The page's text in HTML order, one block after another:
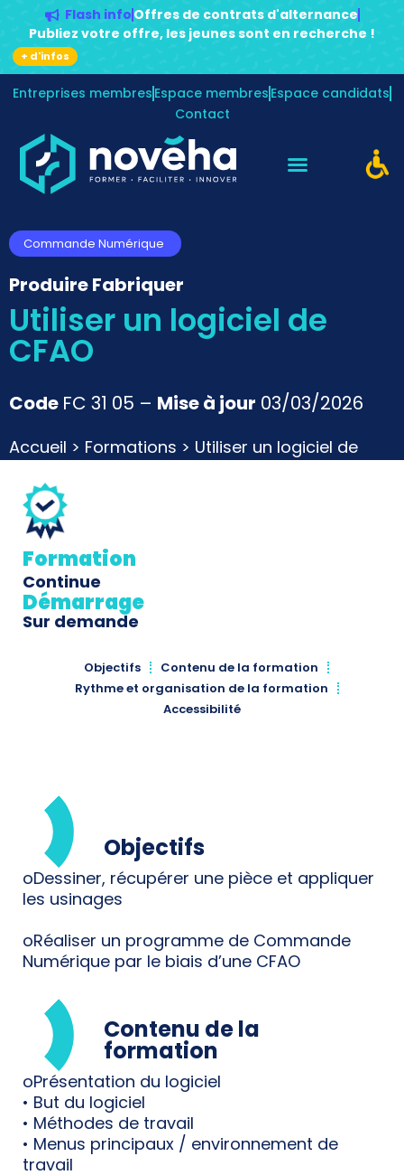
Flash info Offres de contrats d'alternance
Publiez votre offre, les jeunes sont en recherche !
+ d'infos
Entreprises membres Espace membres Espace candidats
Contact
Commande Numérique
Produire Fabriquer
Utiliser un logiciel de
CFAO
Code FC 31 05 – Mise à jour 03/03/2026
Accueil > Formations > Utiliser un logiciel de
CFAO
Formation
Continue
Démarrage
Sur demande
Objectifs
Contenu de la formation
Rythme et organisation de la formation
Accessibilité
Objectifs
oDessiner, récupérer une pièce et appliquer
les usinages
oRéaliser un programme de Commande
Numérique par le biais d’une CFAO
Contenu de la
formation
oPrésentation du logiciel
• But du logiciel
• Méthodes de travail
• Menus principaux / environnement de
travail